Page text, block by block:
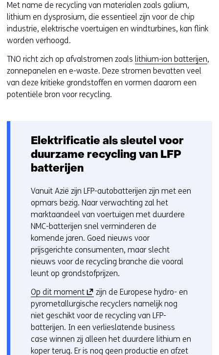
e
e
n
n
d
e
b
s
e
)
Met name de recycling van materialen zoals galium,
lithium en dysprosium, die essentieel zijn voor de chip
industrie, elektrische voertuigen en windturbines, kan flink
worden verhoogd.
TNO richt zich op afvalstromen zoals lithium-ion batterijen,
zonnepanelen en e-waste. Deze stromen bevatten veel
van deze kritieke grondstoffen en vormen daarom een
potentiële bron voor recycling.
Elektrificatie als sleutel voor
duurzame recycling van LFP
batterijen
Vanuit Azië zijn LFP-autobatterijen zijn met een
opmars bezig. Naar verwachting zal het
marktaandeel van voertuigen met duurdere
NMC-batterijen snel verminderen de
komende jaren. Goed nieuws voor
prijsgerichte consumenten, maar slecht
nieuws voor de recycling branche die vooral
leunt op grondstofprijzen.
Op dit moment(
o
p
e
n
t
zijn de Europese hydro- en
pyrometallurgische recyclers namelijk nog
niet geschikt voor de recycling van LFP-
batterijen. In een verlieslatende business
case winnen zij alleen het duurdere lithium en
koper terug. Er is nog geen productie en afzet